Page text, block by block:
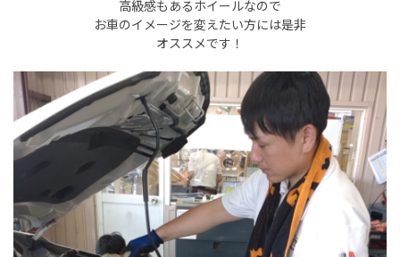
高級感もあるホイールなので
お車のイメージを変えたい方には是非
オススメです！